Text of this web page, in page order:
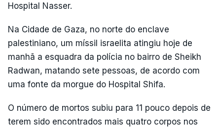
Hospital Nasser.
Na Cidade de Gaza, no norte do enclave
palestiniano, um míssil israelita atingiu hoje de
manhã a esquadra da polícia no bairro de Sheikh
Radwan, matando sete pessoas, de acordo com
uma fonte da morgue do Hospital Shifa.
O número de mortos subiu para 11 pouco depois de
terem sido encontrados mais quatro corpos nos